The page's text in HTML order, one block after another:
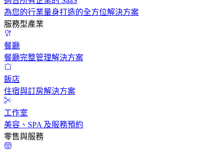
為您的行業量身打造的全方位解決方案
服務型產業
餐廳
餐廳完整管理解決方案
飯店
住宿與訂房解決方案
工作室
美容、SPA 及服務預約
零售與服務